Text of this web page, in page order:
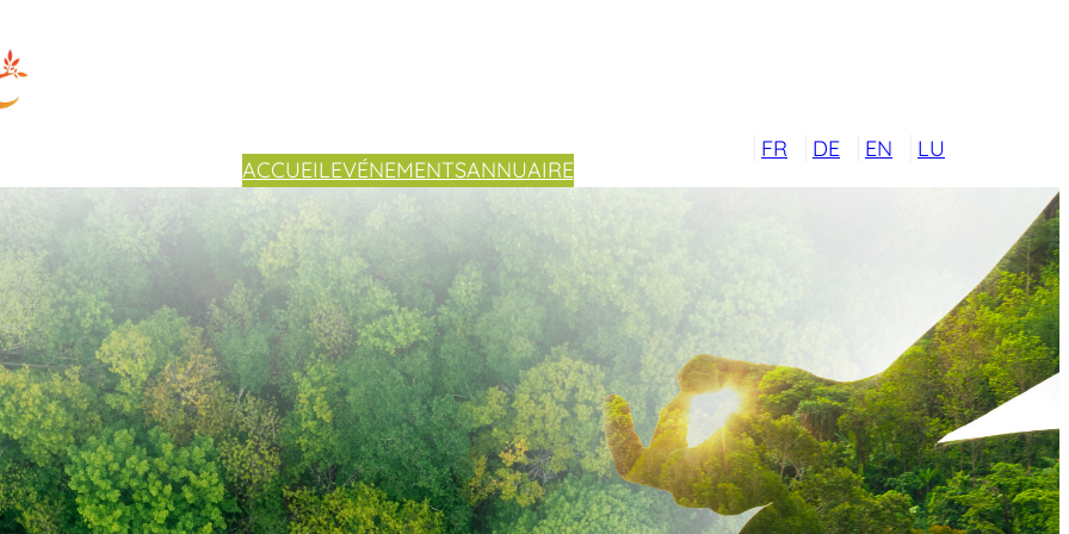
ACCUEILEVÉNEMENTSANNUAIRE
FR DE EN LU